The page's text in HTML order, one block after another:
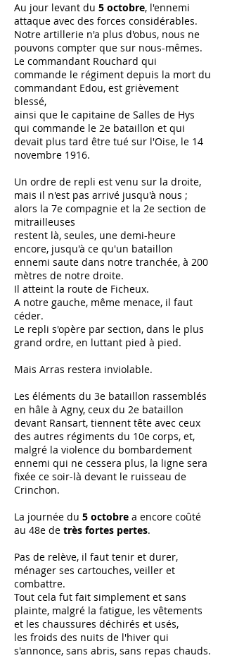
Au jour levant du 5 octobre, l'ennemi
attaque avec des forces considérables.
Notre artillerie n'a plus d'obus, nous ne
pouvons compter que sur nous-mêmes.
Le commandant Rouchard qui
commande le régiment depuis la mort du
commandant Edou, est grièvement
blessé,
ainsi que le capitaine de Salles de Hys
qui commande le 2e bataillon et qui
devait plus tard être tué sur l'Oise, le 14
novembre 1916.
Un ordre de repli est venu sur la droite,
mais il n'est pas arrivé jusqu'à nous ;
alors la 7e compagnie et la 2e section de
mitrailleuses
restent là, seules, une demi-heure
encore, jusqu'à ce qu'un bataillon
ennemi saute dans notre tranchée, à 200
mètres de notre droite.
Il atteint la route de Ficheux.
A notre gauche, même menace, il faut
céder.
Le repli s'opère par section, dans le plus
grand ordre, en luttant pied à pied.
Mais Arras restera inviolable.
Les éléments du 3e bataillon rassemblés
en hâle à Agny, ceux du 2e bataillon
devant Ransart, tiennent tête avec ceux
des autres régiments du 10e corps, et,
malgré la violence du bombardement
ennemi qui ne cessera plus, la ligne sera
fixée ce soir-là devant le ruisseau de
Crinchon.
La journée du 5 octobre a encore coûté
au 48e de très fortes pertes.
Pas de relève, il faut tenir et durer,
ménager ses cartouches, veiller et
combattre.
Tout cela fut fait simplement et sans
plainte, malgré la fatigue, les vêtements
et les chaussures déchirés et usés,
les froids des nuits de l'hiver qui
s'annonce, sans abris, sans repas chauds.